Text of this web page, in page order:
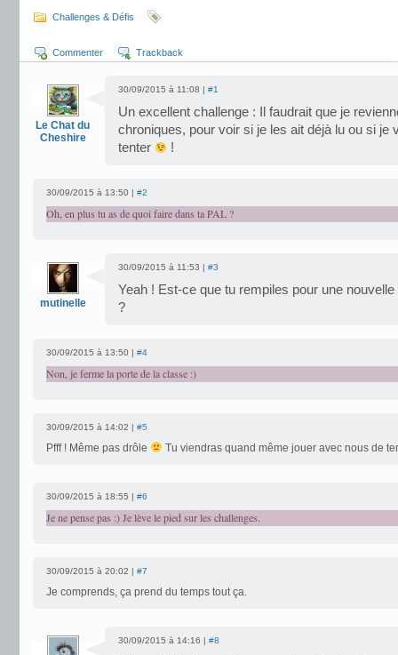
Challenges & Défis
Commenter Trackback
Le Chat du
Cheshire
30/09/2015 à 11:08 | #1
Un excellent challenge : Il faudrait que je
chroniques, pour voir si je les ait déjà lu ou si je
tenter
!
30/09/2015 à 13:50 | #2
Oh, en plus tu as de quoi faire dans ta PAL ?
mutinelle
30/09/2015 à 11:53 | #3
Yeah ! Est-ce que tu rempiles pour une
?
30/09/2015 à 13:50 | #4
Non, je ferme la porte de la classe :)
30/09/2015 à 14:02 | #5
Pfff ! Même pas drôle Tu viendras quand même jouer avec nous de
30/09/2015 à 18:55 | #6
Je ne pense pas :) Je lève le pied sur les challenges.
30/09/2015 à 20:02 | #7
Je comprends, ça prend du temps tout ça.
30/09/2015 à 14:16 | #8